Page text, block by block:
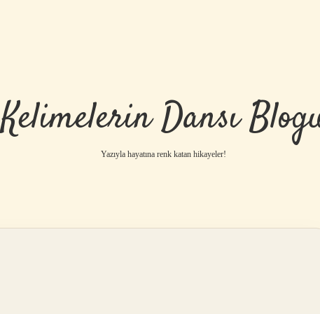
Kelimelerin Dansı
Yazıyla hayatına renk katan hikayeler!